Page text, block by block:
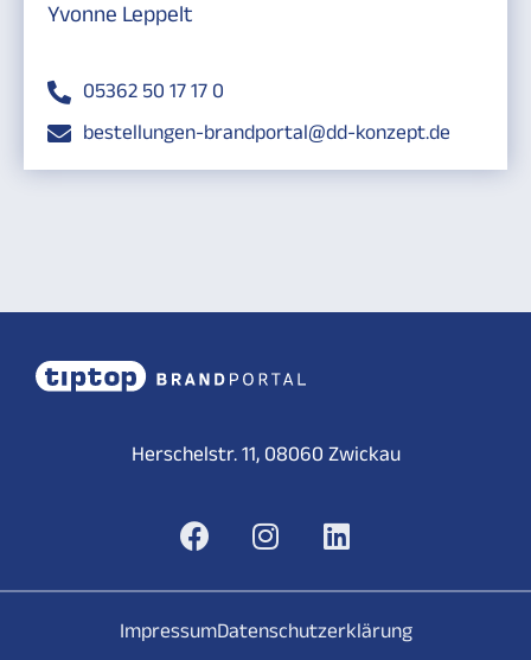
Yvonne Leppelt
05362 50 17 17 0
bestellungen-brandportal@dd-konzept.de
Herschelstr. 11, 08060 Zwickau
ImpressumDatenschutzerklärung